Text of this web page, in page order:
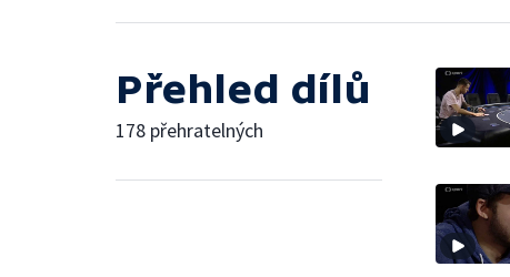
Přehled dílů
178 přehratelných